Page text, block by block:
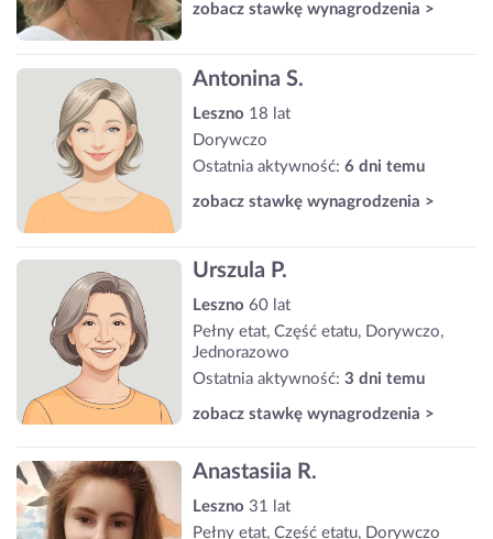
zobacz stawkę wynagrodzenia >
Antonina S.
Leszno 18 lat
Dorywczo
Ostatnia aktywność: 6 dni temu
zobacz stawkę wynagrodzenia >
Urszula P.
Leszno 60 lat
Pełny etat, Część etatu, Dorywczo,
Jednorazowo
Ostatnia aktywność: 3 dni temu
zobacz stawkę wynagrodzenia >
Anastasiia R.
Leszno 31 lat
Pełny etat, Część etatu, Dorywczo